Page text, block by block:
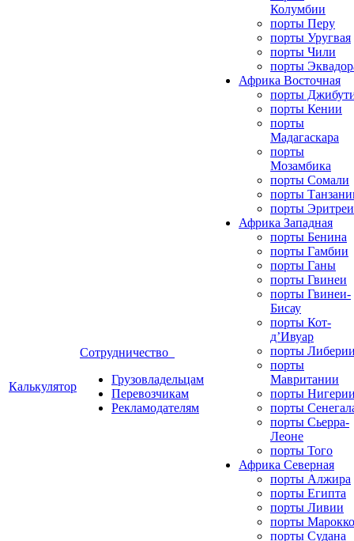
Калькулятор
Сотрудничество
Грузовладельцам
Перевозчикам
Рекламодателям
Колумбии
порты Перу
порты Уругвая
порты Чили
порты
Африка Восточная
порты
порты Кении
порты
Мадагаскара
порты
Мозамбика
порты Сомали
порты
порты Эритреи
Африка Западная
порты Бенина
порты Гамбии
порты Ганы
порты Гвинеи
порты Гвинеи-
Бисау
порты Кот-
д’Ивуар
порты
порты
Мавритании
порты
порты
порты Сьерра-
Леоне
порты Того
Африка Северная
порты Алжира
порты Египта
порты Ливии
порты Марокко
порты Судана